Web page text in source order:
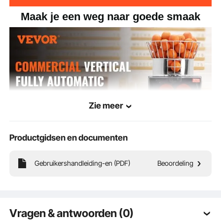
Maak je een weg naar goede smaak
Zie meer
Productgidsen en documenten
Gebruikershandleiding-en (PDF) Beoordeling
Vragen & antwoorden (0)